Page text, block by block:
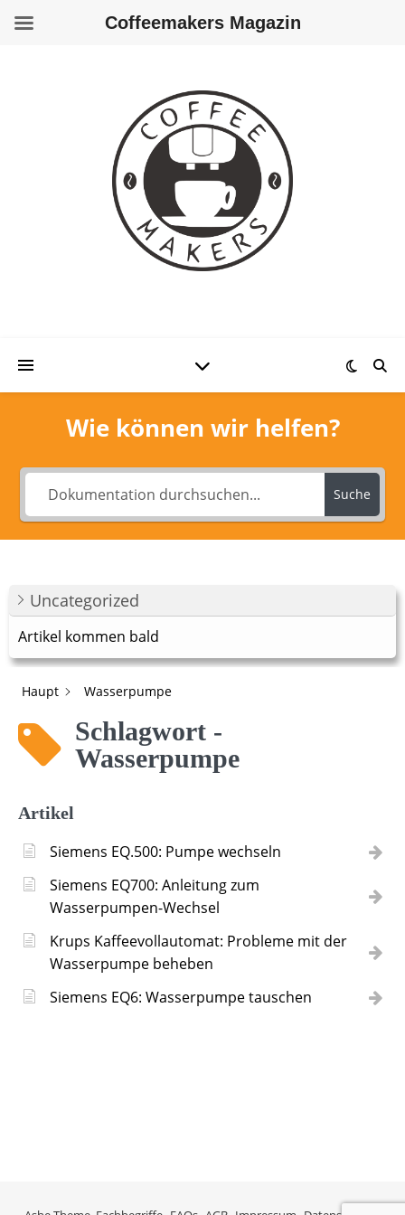
Wie können wir helfen?
Suche
Uncategorized
Artikel kommen bald
Haupt Wasserpumpe
Schlagwort -
Wasserpumpe
Artikel
Siemens EQ.500: Pumpe wechseln
Siemens EQ700: Anleitung zum
Wasserpumpen-Wechsel
Krups Kaffeevollautomat: Probleme mit der
Wasserpumpe beheben
Siemens EQ6: Wasserpumpe tauschen
Coffeemakers Magazin